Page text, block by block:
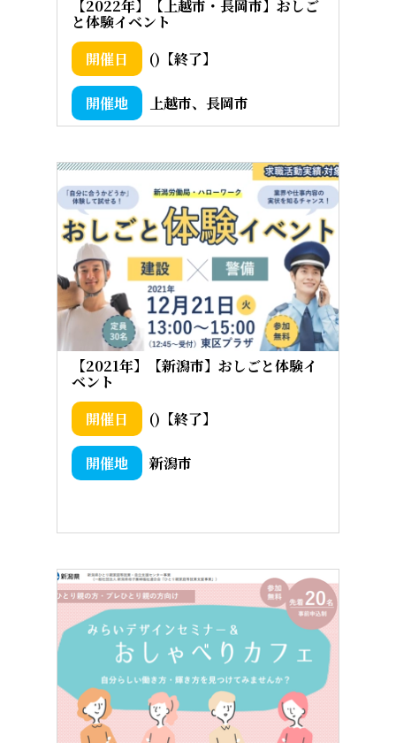
【2022年】【上越市・長岡市】おしご
と体験イベント
()【終了】
上越市、長岡市
【2021年】【新潟市】おしごと体験イ
ベント
()【終了】
新潟市